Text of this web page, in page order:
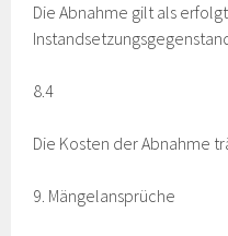
Die Abnahme gilt als
8.4
Die Kosten der Abnahme
9. Mängelansprüche